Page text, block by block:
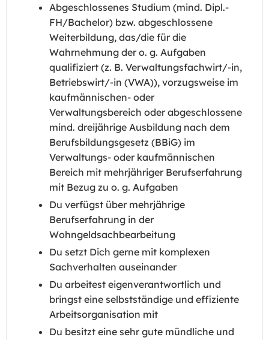
Abgeschlossenes Studium (mind. Dipl.-
FH/Bachelor) bzw. abgeschlossene
Weiterbildung, das/die für die
Wahrnehmung der o. g. Aufgaben
qualifiziert (z. B. Verwaltungsfachwirt/-in,
Betriebswirt/-in (VWA)), vorzugsweise im
kaufmännischen- oder
Verwaltungsbereich oder abgeschlossene
mind. dreijährige Ausbildung nach dem
Berufsbildungsgesetz (BBiG) im
Verwaltungs- oder kaufmännischen
Bereich mit mehrjähriger Berufserfahrung
mit Bezug zu o. g. Aufgaben
Du verfügst über mehrjährige
Berufserfahrung in der
Wohngeldsachbearbeitung
Du setzt Dich gerne mit komplexen
Sachverhalten auseinander
Du arbeitest eigenverantwortlich und
bringst eine selbstständige und effiziente
Arbeitsorganisation mit
Du besitzt eine sehr gute mündliche und